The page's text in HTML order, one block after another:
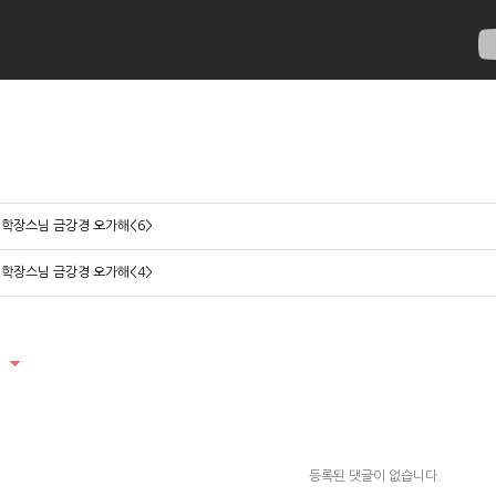
학장스님 금강경 오가해<6>
학장스님 금강경 오가해<4>
등록된 댓글이 없습니다.